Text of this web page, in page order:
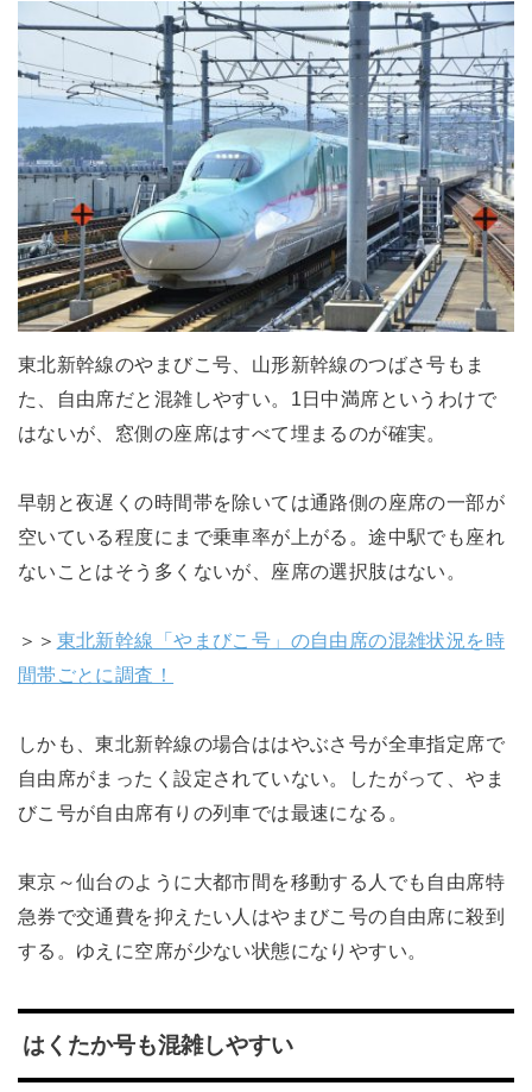
東北新幹線のやまびこ号、山形新幹線のつばさ号もま
た、自由席だと混雑しやすい。1日中満席というわけで
はないが、窓側の座席はすべて埋まるのが確実。
早朝と夜遅くの時間帯を除いては通路側の座席の一部が
空いている程度にまで乗車率が上がる。途中駅でも座れ
ないことはそう多くないが、座席の選択肢はない。
＞＞ 東北新幹線「やまびこ号」の自由席の混雑状況を時
間帯ごとに調査！
しかも、東北新幹線の場合ははやぶさ号が全車指定席で
自由席がまったく設定されていない。したがって、やま
びこ号が自由席有りの列車では最速になる。
東京～仙台のように大都市間を移動する人でも自由席特
急券で交通費を抑えたい人はやまびこ号の自由席に殺到
する。ゆえに空席が少ない状態になりやすい。
はくたか号も混雑しやすい